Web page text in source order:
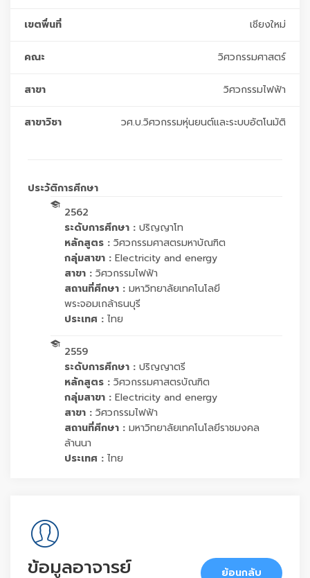
เขตพื่นที่ เชียงใหม่
คณะ วิศวกรรมศาสตร์
สาขา วิศวกรรมไฟฟ้า
สาขาวิชา วศ.บ.วิศวกรรมหุ่นยนต์และระบบอัตโนมัติ
ประวัติการศึกษา
2562
ระดับการศึกษา : ปริญญาโท
หลักสูตร : วิศวกรรมศาสตรมหาบัณฑิต
กลุ่มสาขา : Electricity and energy
สาขา : วิศวกรรมไฟฟ้า
สถานที่ศึกษา : มหาวิทยาลัยเทคโนโลยี
พระจอมเกล้าธนบุรี
ประเทศ : ไทย
2559
ระดับการศึกษา : ปริญญาตรี
หลักสูตร : วิศวกรรมศาสตรบัณฑิต
กลุ่มสาขา : Electricity and energy
สาขา : วิศวกรรมไฟฟ้า
สถานที่ศึกษา : มหาวิทยาลัยเทคโนโลยีราชมงคล
ล้านนา
ประเทศ : ไทย
ข้อมูลอาจารย์ ย้อนกลับ